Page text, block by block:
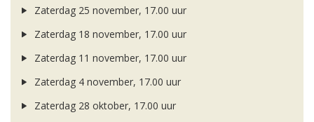
Zaterdag 25 november, 17.00 uur
Zaterdag 18 november, 17.00 uur
Zaterdag 11 november, 17.00 uur
Zaterdag 4 november, 17.00 uur
Zaterdag 28 oktober, 17.00 uur